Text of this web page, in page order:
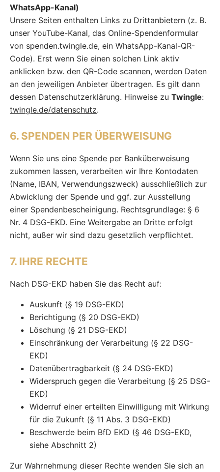
WhatsApp-Kanal)
Unsere Seiten enthalten Links zu Drittanbietern (z. B.
unser YouTube-Kanal, das Online-Spendenformular
von spenden.twingle.de, ein WhatsApp-Kanal-QR-
Code). Erst wenn Sie einen solchen Link aktiv
anklicken bzw. den QR-Code scannen, werden Daten
an den jeweiligen Anbieter übertragen. Es gilt dann
dessen Datenschutzerklärung. Hinweise zu Twingle:
twingle.de/datenschutz.
6. SPENDEN PER ÜBERWEISUNG
Wenn Sie uns eine Spende per Banküberweisung
zukommen lassen, verarbeiten wir Ihre Kontodaten
(Name, IBAN, Verwendungszweck) ausschließlich zur
Abwicklung der Spende und ggf. zur Ausstellung
einer Spendenbescheinigung. Rechtsgrundlage: § 6
Nr. 4 DSG-EKD. Eine Weitergabe an Dritte erfolgt
nicht, außer wir sind dazu gesetzlich verpflichtet.
7. IHRE RECHTE
Nach DSG-EKD haben Sie das Recht auf:
Auskunft (§ 19 DSG-EKD)
Berichtigung (§ 20 DSG-EKD)
Löschung (§ 21 DSG-EKD)
Einschränkung der Verarbeitung (§ 22 DSG-
EKD)
Datenübertragbarkeit (§ 24 DSG-EKD)
Widerspruch gegen die Verarbeitung (§ 25 DSG-
EKD)
Widerruf einer erteilten Einwilligung mit Wirkung
für die Zukunft (§ 11 Abs. 3 DSG-EKD)
Beschwerde beim BfD EKD (§ 46 DSG-EKD,
siehe Abschnitt 2)
Zur Wahrnehmung dieser Rechte wenden Sie sich an